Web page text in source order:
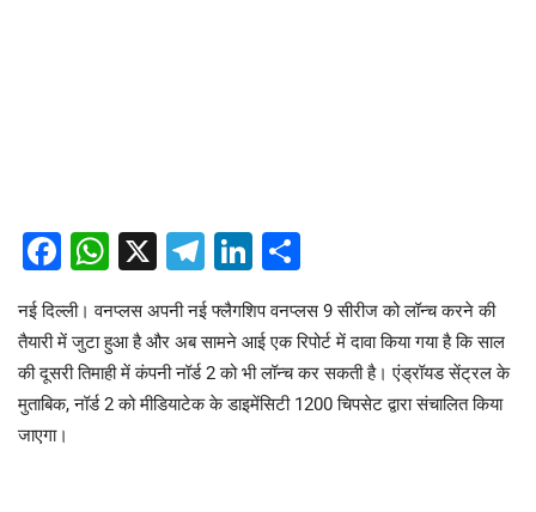
Facebook
WhatsApp
X Telegram
LinkedIn
नई दिल्ली। वनप्लस अपनी नई फ्लैगशिप वनप्लस 9 सीरीज को लॉन्च करने की
तैयारी में जुटा हुआ है और अब सामने आई एक रिपोर्ट में दावा किया गया है कि साल
की दूसरी तिमाही में कंपनी नॉर्ड 2 को भी लॉन्च कर सकती है। एंड्रॉयड सेंट्रल के
मुताबिक, नॉर्ड 2 को मीडियाटेक के डाइमेंसिटी 1200 चिपसेट द्वारा संचालित किया
जाएगा।